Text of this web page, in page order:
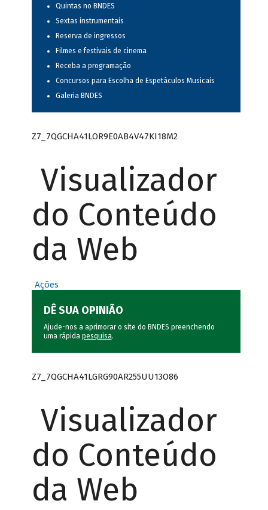
Quintas no BNDES
Sextas instrumentais
Reserva de ingressos
Filmes e festivais de cinema
Receba a programação
Concursos para Escolha de Espetáculos Musicais
Galeria BNDES
Z7_7QGCHA41LOR9E0AB4V47KI18M2
Visualizador
do Conteúdo
da Web
Ações
DÊ SUA OPINIÃO
Ajude-nos a aprimorar o site do BNDES preenchendo
uma rápida pesquisa.
Z7_7QGCHA41LGRG90AR255UU13O86
Visualizador
do Conteúdo
da Web